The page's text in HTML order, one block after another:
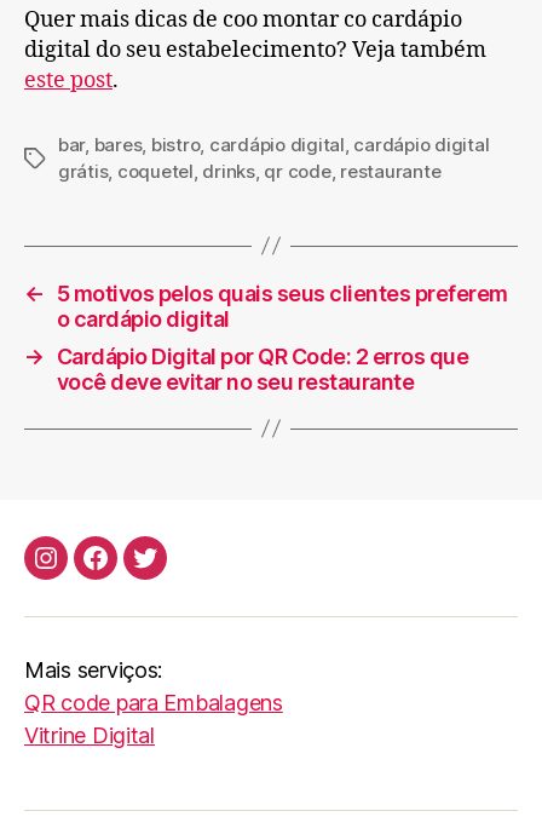
Quer mais dicas de coo montar co cardápio
digital do seu estabelecimento? Veja também
este post.
Tags
bar, bares, bistro, cardápio digital cardápio digital
grátis, coquetel drinks, qr code, restaurante
←
5 motivos pelos quais seus clientes preferem
o cardápio digital
→
Cardápio Digital por QR Code: 2 erros que
você deve evitar no seu restaurante
Instagram
Facebook
Twitter
Mais serviços:
QR code para Embalagens
Vitrine Digital